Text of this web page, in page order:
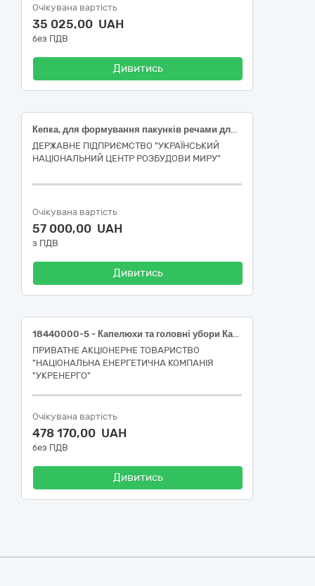
Очікувана вартість
35 025,00 UAH
без ПДВ
Дивитись
Кепка, для формування пакунків речами для задоволення основних (базових) потреб осіб, які були позбавлені свободи внаслідок збройної агресії російської федерації проти України, після їх звільнення для забезпечення проведення протокольного заходу
ДЕРЖАВНЕ ПІДПРИЄМСТВО "УКРАЇНСЬКИЙ
НАЦІОНАЛЬНИЙ ЦЕНТР РОЗБУДОВИ МИРУ"
Очікувана вартість
57 000,00 UAH
з ПДВ
Дивитись
18440000-5 - Капелюхи та головні убори Каски захисні брендовані
ПРИВАТНЕ АКЦІОНЕРНЕ ТОВАРИСТВО
"НАЦІОНАЛЬНА ЕНЕРГЕТИЧНА КОМПАНІЯ
"УКРЕНЕРГО"
Очікувана вартість
478 170,00 UAH
без ПДВ
Дивитись